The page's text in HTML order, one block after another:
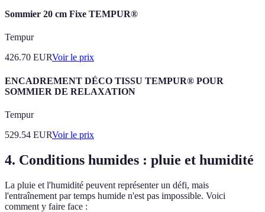
Sommier 20 cm Fixe TEMPUR®
Tempur
426.70 EURVoir le prix
ENCADREMENT DÉCO TISSU TEMPUR® POUR
SOMMIER DE RELAXATION
Tempur
529.54 EURVoir le prix
4. Conditions humides : pluie et humidité
La pluie et l'humidité peuvent représenter un défi, mais
l'entraînement par temps humide n'est pas impossible. Voici
comment y faire face :